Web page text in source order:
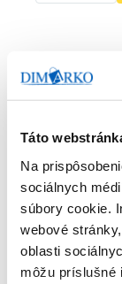
Táto
Na
sociálnych
súbory cookie.
webové
oblasti
môžu príslušné